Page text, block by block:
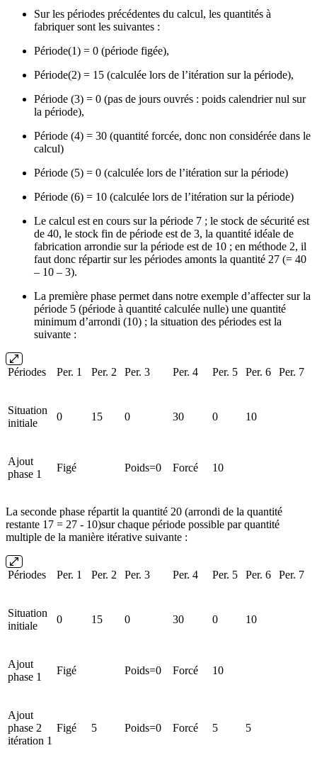
Sur les périodes précédentes du calcul, les quantités à
fabriquer sont les suivantes :
Période(1) = 0 (période figée),
Période(2) = 15 (calculée lors de l’itération sur la période),
Période (3) = 0 (pas de jours ouvrés : poids calendrier nul sur
la période),
Période (4) = 30 (quantité forcée, donc non considérée dans le
calcul)
Période (5) = 0 (calculée lors de l’itération sur la période)
Période (6) = 10 (calculée lors de l’itération sur la période)
Le calcul est en cours sur la période 7 ; le stock de sécurité est
de 40, le stock fin de période est de 3, la quantité idéale de
fabrication arrondie sur la période est de 10 ; en méthode 2, il
faut donc répartir sur les périodes amonts la quantité 27 (= 40
– 10 – 3).
La première phase permet dans notre exemple d’affecter sur la
période 5 (période à quantité calculée nulle) une quantité
minimum d’arrondi (10) ; la situation des périodes est la
suivante :
Périodes Per. 1 Per. 2 Per. 3 Per. 4 Per. 5 Per. 6 Per. 7
Situation
initiale
0 15 0 30 0 10
Ajout
phase 1
Figé Poids=0 Forcé 10
La seconde phase répartit la quantité 20 (arrondi de la quantité
restante 17 = 27 - 10)sur chaque période possible par quantité
multiple de la manière itérative suivante :
Périodes Per. 1 Per. 2 Per. 3 Per. 4 Per. 5 Per. 6 Per. 7
Situation
initiale
0 15 0 30 0 10
Ajout
phase 1
Figé Poids=0 Forcé 10
Ajout
phase 2
itération 1
Figé 5 Poids=0 Forcé 5 5